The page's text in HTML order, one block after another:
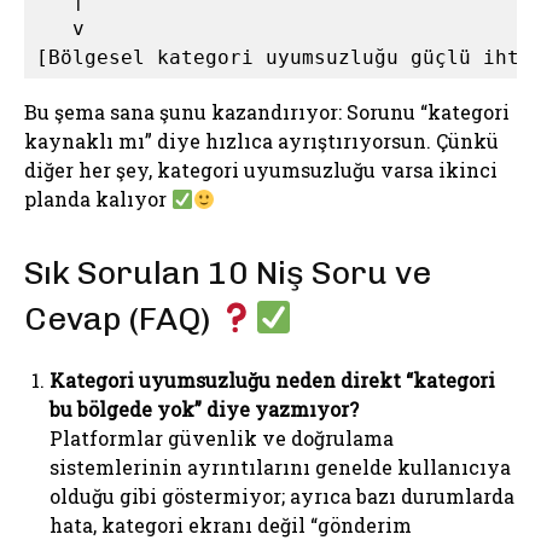
   v
Bu şema sana şunu kazandırıyor: Sorunu “kategori
kaynaklı mı” diye hızlıca ayrıştırıyorsun. Çünkü
diğer her şey, kategori uyumsuzluğu varsa ikinci
planda kalıyor
Sık Sorulan 10 Niş Soru ve
Cevap (FAQ)
Kategori uyumsuzluğu neden direkt “kategori
bu bölgede yok” diye yazmıyor?
Platformlar güvenlik ve doğrulama
sistemlerinin ayrıntılarını genelde kullanıcıya
olduğu gibi göstermiyor; ayrıca bazı durumlarda
hata, kategori ekranı değil “gönderim